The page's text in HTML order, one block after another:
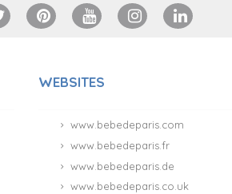
WEBSITES
www.bebedeparis.com
www.bebedeparis.fr
www.bebedeparis.de
www.bebedeparis.co.uk